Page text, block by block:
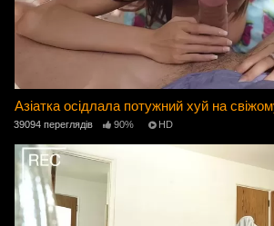
Азіатка осідлала потужний хуй на
39094 переглядів 90% HD